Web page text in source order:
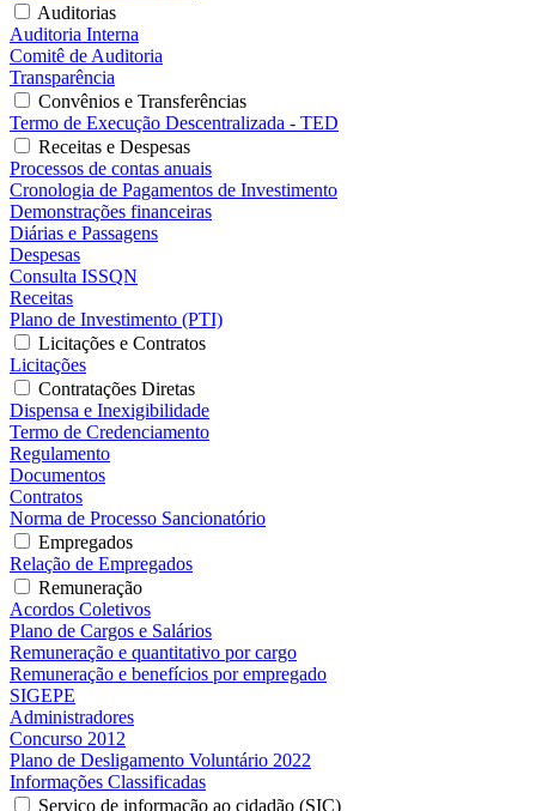
Auditorias
Auditoria Interna
Comitê de Auditoria
Transparência
Convênios e Transferências
Termo de Execução Descentralizada - TED
Receitas e Despesas
Processos de contas anuais
Cronologia de Pagamentos de Investimento
Demonstrações financeiras
Diárias e Passagens
Despesas
Consulta ISSQN
Receitas
Plano de Investimento (PTI)
Licitações e Contratos
Licitações
Contratações Diretas
Dispensa e Inexigibilidade
Termo de Credenciamento
Regulamento
Documentos
Contratos
Norma de Processo Sancionatório
Empregados
Relação de Empregados
Remuneração
Acordos Coletivos
Plano de Cargos e Salários
Remuneração e quantitativo por cargo
Remuneração e benefícios por empregado
SIGEPE
Administradores
Concurso 2012
Plano de Desligamento Voluntário 2022
Informações Classificadas
Serviço de informação ao cidadão (SIC)